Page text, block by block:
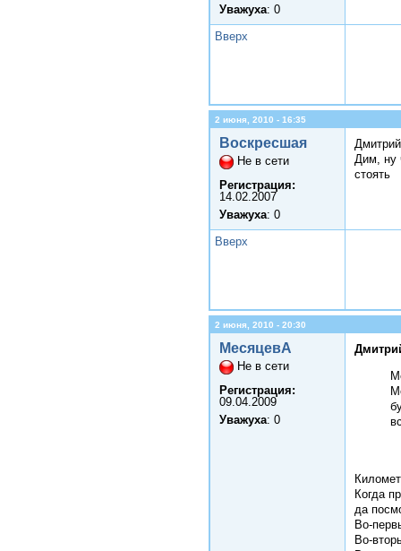
Уважуха: 0
Вверх
2 июня, 2010 - 16:35
Воскресшая
Не в сети
Регистрация:
14.02.2007
Уважуха: 0
Дим, ну
стоять
Вверх
2 июня, 2010 - 20:30
МесяцевА
Не в сети
Регистрация:
09.04.2009
Уважуха: 0
Когда
да
Во-
Во-